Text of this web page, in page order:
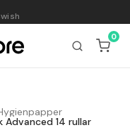
0
Advanced 14 rullar